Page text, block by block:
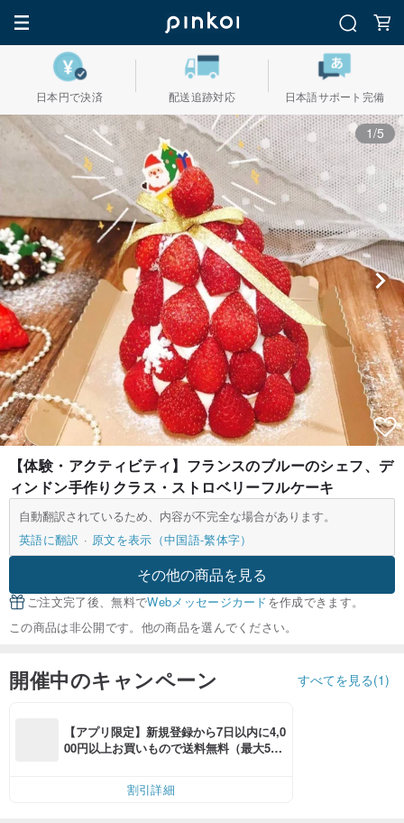
日本円で決済 配送追跡対応 日本語サポート完備
1/5
【体験・アクティビティ】フランスのブルーのシェフ、デ
ィンドン手作りクラス・ストロベリーフルケーキ
自動翻訳されているため、内容が不完全な場合があります。
英語に翻訳
原文を表示（中国語-繁体字）
その他の商品を見る
ご注文完了後、無料でWebメッセージカードを作成できます。
この商品は非公開です。他の商品を選んでください。
開催中のキャンペーン すべてを見る(1)
【アプリ限定】新規登録から7日以内に4,0
00円以上お買いもので送料無料（最大500
割引詳細